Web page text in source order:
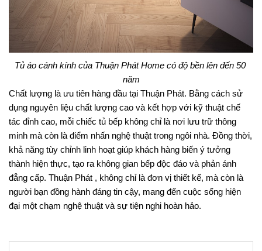
Tủ áo cánh kính của Thuận Phát Home có độ bền lên đến 50
năm
Chất lượng là ưu tiên hàng đầu tại Thuận Phát. Bằng cách sử
dụng nguyên liệu chất lượng cao và kết hợp với kỹ thuật chế
tác đỉnh cao, mỗi chiếc tủ bếp không chỉ là nơi lưu trữ thông
minh mà còn là điểm nhấn nghệ thuật trong ngôi nhà. Đồng thời,
khả năng tùy chỉnh linh hoạt giúp khách hàng biến ý tưởng
thành hiện thực, tạo ra không gian bếp độc đáo và phản ánh
đẳng cấp. Thuận Phát , không chỉ là đơn vị thiết kế, mà còn là
người bạn đồng hành đáng tin cậy, mang đến cuộc sống hiện
đại một chạm nghệ thuật và sự tiện nghi hoàn hảo.